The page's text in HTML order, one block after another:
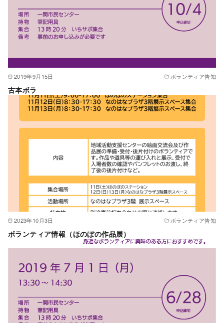
2019年9月15日 ボランティア告知
古本ボラ
2023年10月3日 ボランティア告知
ボランティア情報（ほのぼの作品展）